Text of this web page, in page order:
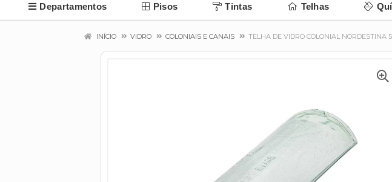
Departamentos Pisos Tintas Telhas
INÍCIO VIDRO COLONIAIS E CANAIS TELHA DE VIDRO COLONIAL NORDESTINA